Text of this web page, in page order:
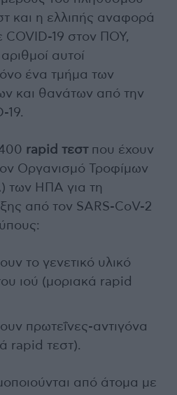
και η ελλιπής αναφορά
COVID-19 στον ΠΟΥ,
αυτοί
ένα τμήμα των
και θανάτων από την
19.
rapid τεστπου έχουν
Οργανισμό Τροφίμων
των ΗΠΑ για τη
από τον SARS-CoV-2
το γενετικό υλικό
ιού (μοριακά rapid
πρωτεΐνες-αντιγόνα
rapid τεστ).
από άτομα με